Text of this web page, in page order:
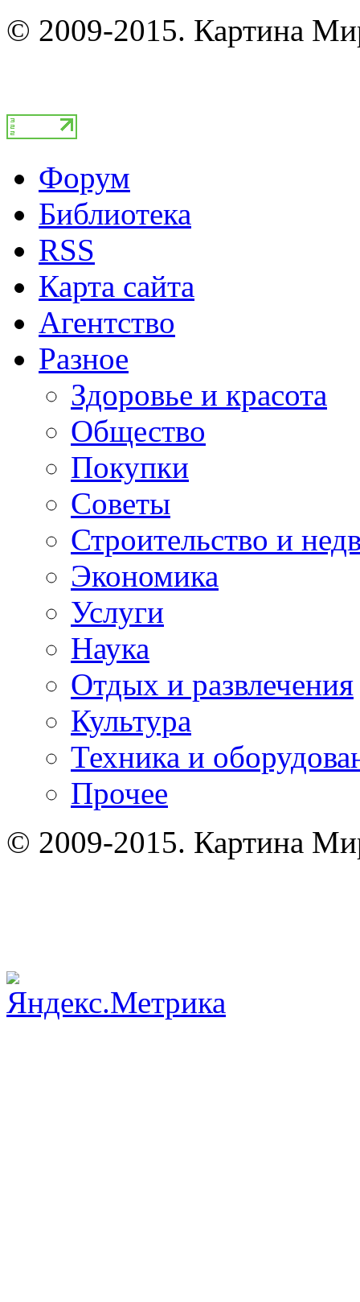
© 2009-2015. Картина
Форум
Библиотека
RSS
Карта сайта
Агентство
Разное
Здоровье и красота
Общество
Покупки
Советы
Строительство и
Экономика
Услуги
Наука
Отдых и развлечения
Культура
Техника и
Прочее
© 2009-2015. Картина